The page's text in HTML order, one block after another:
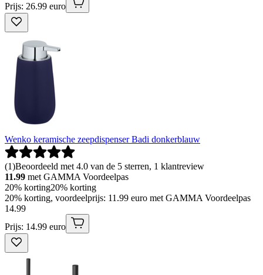
Prijs: 26.99 euro
Wenko keramische zeepdispenser Badi donkerblauw
(1)Beoordeeld met 4.0 van de 5 sterren, 1 klantreview
11.99 met GAMMA Voordeelpas
20% korting20% korting
20% korting, voordeelprijs: 11.99 euro met GAMMA Voordeelpas
14.99
Prijs: 14.99 euro